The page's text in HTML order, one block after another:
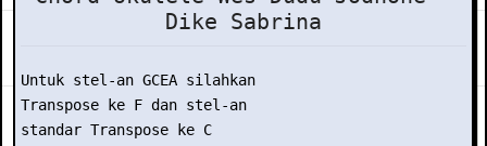
Dike Sabrina
Untuk stel-an GCEA silahkan
Transpose ke F dan stel-an
standar Transpose ke C